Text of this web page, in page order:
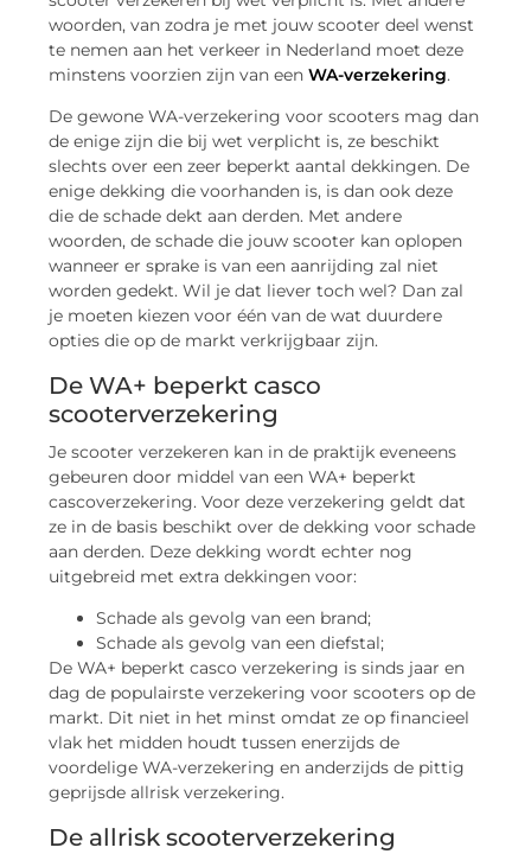
woorden, van zodra je met jouw scooter deel wenst
te nemen aan het verkeer in Nederland moet deze
minstens voorzien zijn van eenWA-verzekering.
De gewone WA-verzekering voor scooters mag dan
de enige zijn die bij wet verplicht is, ze beschikt
slechts over een zeer beperkt aantal dekkingen. De
enige dekking die voorhanden is, is dan ook deze
die de schade dekt aan derden. Met andere
woorden, de schade die jouw scooter kan oplopen
wanneer er sprake is van een aanrijding zal niet
worden gedekt. Wil je dat liever toch wel? Dan zal
je moeten kiezen voor één van de wat duurdere
opties die op de markt verkrijgbaar zijn.
De WA+ beperkt casco
scooterverzekering
Je scooter verzekeren kan in de praktijk eveneens
gebeuren door middel van een WA+ beperkt
cascoverzekering. Voor deze verzekering geldt dat
ze in de basis beschikt over de dekking voor schade
aan derden. Deze dekking wordt echter nog
uitgebreid met extra dekkingen voor:
Schade als gevolg van een brand;
Schade als gevolg van een diefstal;
De WA+ beperkt casco verzekering is sinds jaar en
dag de populairste verzekering voor scooters op de
markt. Dit niet in het minst omdat ze op financieel
vlak het midden houdt tussen enerzijds de
voordelige WA-verzekering en anderzijds de pittig
geprijsde allrisk verzekering.
De allrisk scooterverzekering